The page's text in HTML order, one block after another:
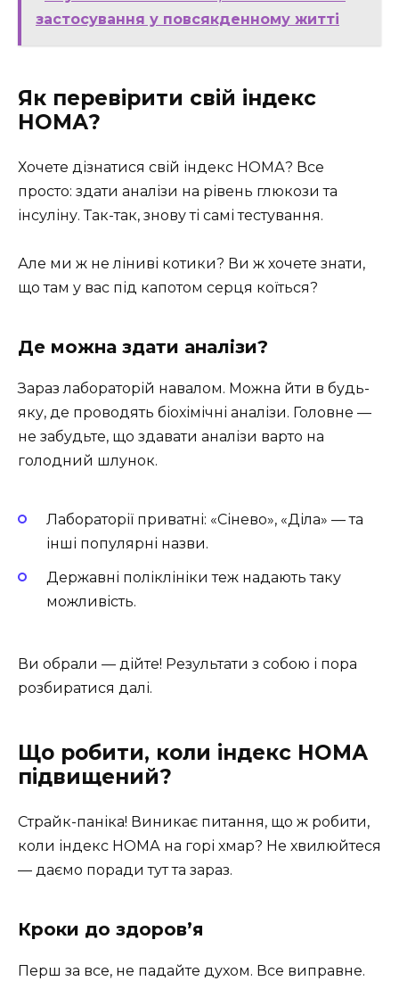
застосування у повсякденному житті
Як перевірити свій індекс
НОМА?
Хочете дізнатися свій індекс НОМА? Все
просто: здати аналізи на рівень глюкози та
інсуліну. Так-так, знову ті самі тестування.
Але ми ж не ліниві котики? Ви ж хочете знати,
що там у вас під капотом серця коїться?
Де можна здати аналізи?
Зараз лабораторій навалом. Можна йти в будь-
яку, де проводять біохімічні аналізи. Головне —
не забудьте, що здавати аналізи варто на
голодний шлунок.
Лабораторії приватні: «Сінево», «Діла» — та
інші популярні назви.
Державні поліклініки теж надають таку
можливість.
Ви обрали — дійте! Результати з собою і пора
розбиратися далі.
Що робити, коли індекс НОМА
підвищений?
Страйк-паніка! Виникає питання, що ж робити,
коли індекс НОМА на горі хмар? Не хвилюйтеся
— даємо поради тут та зараз.
Кроки до здоров’я
Перш за все, не падайте духом. Все виправне.